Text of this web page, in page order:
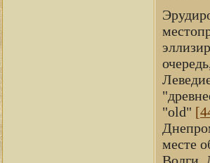
"old"
месте